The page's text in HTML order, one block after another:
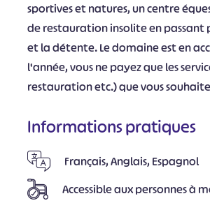
sportives et natures, un centre
de restauration insolite en passant
et la détente. Le domaine est en
l'année, vous ne payez que les
restauration etc.) que vous
Informations pratiques
Français, Anglais, Espagnol
Accessible aux personnes à